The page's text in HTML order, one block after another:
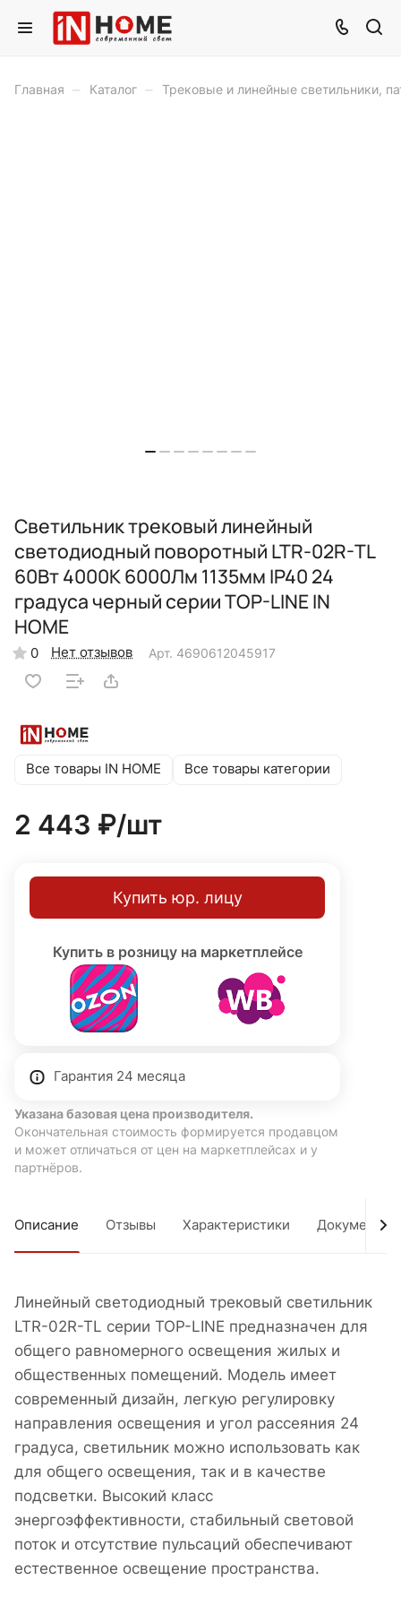
Главная – Каталог – Трековые и линейные светильники,
Светильник трековый линейный
светодиодный поворотный LTR-02R-TL
60Вт 4000К 6000Лм 1135мм IP40 24
градуса черный серии TOP-LINE IN
HOME
0 Нет отзывов Арт. 4690612045917
Все товары IN HOME Все товары категории
2 443 ₽/шт
Купить юр. лицу
Купить в розницу на маркетплейсе
Гарантия 24 месяца
Указана базовая цена производителя.
Окончательная стоимость формируется продавцом
и может отличаться от цен на маркетплейсах и у
партнёров.
Описание Отзывы Характеристики Документы
Линейный светодиодный трековый светильник
LTR-02R-TL серии TOP-LINE предназначен для
общего равномерного освещения жилых и
общественных помещений. Модель имеет
современный дизайн, легкую регулировку
направления освещения и угол рассеяния 24
градуса, светильник можно использовать как
для общего освещения, так и в качестве
подсветки. Высокий класс
энергоэффективности, стабильный световой
поток и отсутствие пульсаций обеспечивают
естественное освещение пространства.